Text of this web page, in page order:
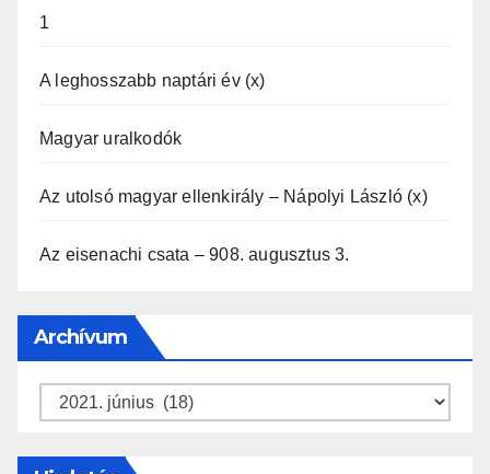
1
A leghosszabb naptári év (x)
Magyar uralkodók
Az utolsó magyar ellenkirály – Nápolyi László (x)
Az eisenachi csata – 908. augusztus 3.
Archívum
Archívum